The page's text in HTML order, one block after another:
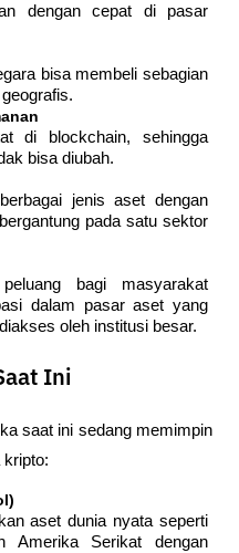
dengan cepat di pasar
bisa membeli sebagian
di blockchain, sehingga
bisa diubah.
jenis aset dengan
pada satu sektor
bagi masyarakat
dalam pasar aset yang
oleh institusi besar.
Ini
saat ini sedang memimpin
kripto:
aset dunia nyata seperti
Amerika Serikat dengan